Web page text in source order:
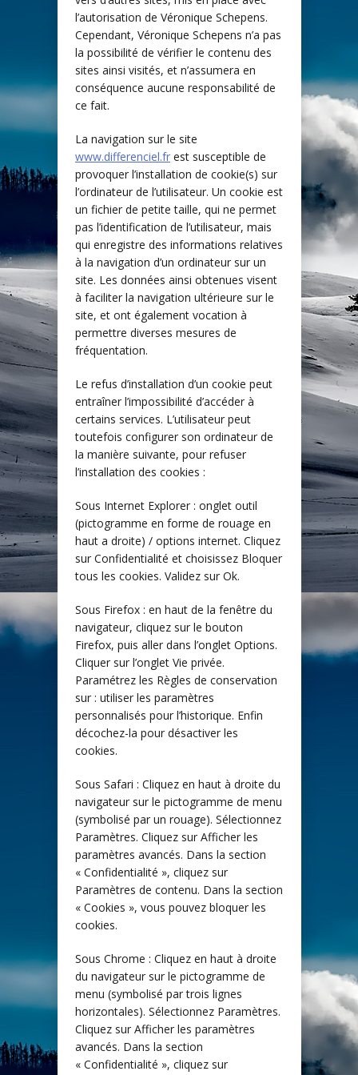
l’autorisation de Véronique Schepens.
Cependant, Véronique Schepens n’a pas
la possibilité de vérifier le contenu des
sites ainsi visités, et n’assumera en
conséquence aucune responsabilité de
ce fait.
La navigation sur le site
www.differenciel.fr est susceptible de
provoquer l’installation de cookie(s) sur
l’ordinateur de l’utilisateur. Un cookie est
un fichier de petite taille, qui ne permet
pas l’identification de l’utilisateur, mais
qui enregistre des informations relatives
à la navigation d’un ordinateur sur un
site. Les données ainsi obtenues visent
à faciliter la navigation ultérieure sur le
site, et ont également vocation à
permettre diverses mesures de
fréquentation.
Le refus d’installation d’un cookie peut
entraîner l’impossibilité d’accéder à
certains services. L’utilisateur peut
toutefois configurer son ordinateur de
la manière suivante, pour refuser
l’installation des cookies :
Sous Internet Explorer : onglet outil
(pictogramme en forme de rouage en
haut a droite) / options internet. Cliquez
sur Confidentialité et choisissez Bloquer
tous les cookies. Validez sur Ok.
Sous Firefox : en haut de la fenêtre du
navigateur, cliquez sur le bouton
Firefox, puis aller dans l’onglet Options.
Cliquer sur l’onglet Vie privée.
Paramétrez les Règles de conservation
sur : utiliser les paramètres
personnalisés pour l’historique. Enfin
décochez-la pour désactiver les
cookies.
Sous Safari : Cliquez en haut à droite du
navigateur sur le pictogramme de menu
(symbolisé par un rouage). Sélectionnez
Paramètres. Cliquez sur Afficher les
paramètres avancés. Dans la section
« Confidentialité », cliquez sur
Paramètres de contenu. Dans la section
« Cookies », vous pouvez bloquer les
cookies.
Sous Chrome : Cliquez en haut à droite
du navigateur sur le pictogramme de
menu (symbolisé par trois lignes
horizontales). Sélectionnez Paramètres.
Cliquez sur Afficher les paramètres
avancés. Dans la section
« Confidentialité », cliquez sur